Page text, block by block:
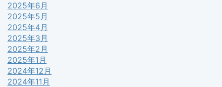
2025年6月
2025年5月
2025年4月
2025年3月
2025年2月
2025年1月
2024年12月
2024年11月